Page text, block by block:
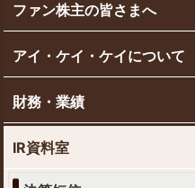
ファン株主の皆さまへ
アイ・ケイ・ケイについて
財務・業績
IR資料室